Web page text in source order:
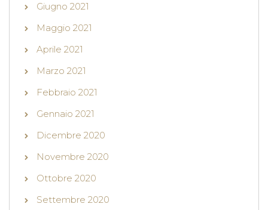
Giugno 2021
Maggio 2021
Aprile 2021
Marzo 2021
Febbraio 2021
Gennaio 2021
Dicembre 2020
Novembre 2020
Ottobre 2020
Settembre 2020